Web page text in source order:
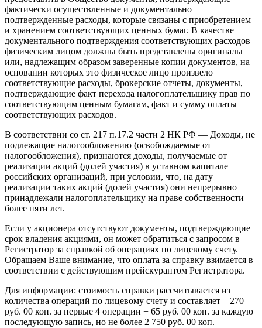
фактически осуществленные и документально
подтвержденные расходы, которые связаны с приобретением
и хранением соответствующих ценных бумаг. В качестве
документального подтверждения соответствующих расходов
физическим лицом должны быть представлены оригиналы
или, надлежащим образом заверенные копии документов, на
основании которых это физическое лицо произвело
соответствующие расходы, брокерские отчеты, документы,
подтверждающие факт перехода налогоплательщику прав по
соответствующим ценным бумагам, факт и сумму оплаты
соответствующих расходов.
В соответствии со ст. 217 п.17.2 части 2 НК РФ — Доходы, не
подлежащие налогообложению (освобождаемые от
налогообложения), признаются доходы, получаемые от
реализации акций (долей участия) в уставном капитале
российских организаций, при условии, что, на дату
реализации таких акций (долей участия) они непрерывно
принадлежали налогоплательщику на праве собственности
более пяти лет.
Если у акционера отсутствуют документы, подтверждающие
срок владения акциями, он может обратиться с запросом в
Регистратор за справкой об операциях по лицевому счету.
Обращаем Ваше внимание, что оплата за справку взимается в
соответствии с действующим прейскурантом Регистратора.
Для информации: стоимость справки рассчитывается из
количества операций по лицевому счету и составляет – 270
руб. 00 коп. за первые 4 операции + 65 руб. 00 коп. за каждую
последующую запись, но не более 2 750 руб. 00 коп.